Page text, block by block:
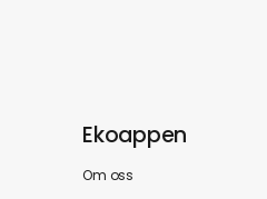
Ekoappen
Om oss